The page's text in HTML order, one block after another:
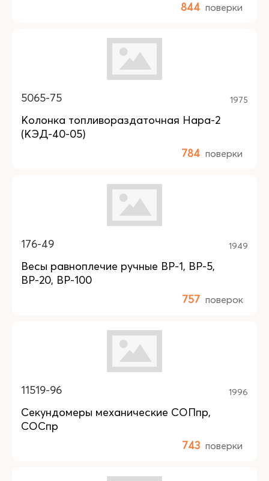
844 поверки
5065-75 1975
Колонка топливораздаточная Нара-2
(КЭД-40-05)
784 поверки
176-49 1949
Весы равноплечие ручные ВР-1, ВР-5,
ВР-20, ВР-100
757 поверок
11519-96 1996
Секундомеры механические СОПпр,
СОСпр
743 поверки